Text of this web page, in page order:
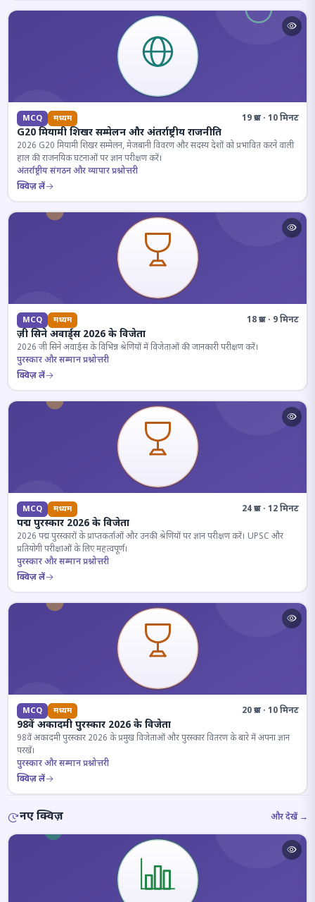
MCQ मध्यम 19 प्रश्न · 10 मिनट
G20 मियामी शिखर सम्मेलन और अंतर्राष्ट्रीय राजनीति
2026 G20 मियामी शिखर सम्मेलन, मेजबानी विवरण और सदस्य देशों को प्रभावित करने वाली
हाल की राजनयिक घटनाओं पर ज्ञान परीक्षण करें।
अंतर्राष्ट्रीय संगठन और व्यापार प्रश्नोत्तरी
क्विज़ लें
MCQ मध्यम 18 प्रश्न · 9 मिनट
ज़ी सिने अवार्ड्स 2026 के विजेता
2026 जी सिने अवार्ड्स के विभिन्न श्रेणियों में विजेताओं की जानकारी परीक्षण करें।
पुरस्कार और सम्मान प्रश्नोत्तरी
क्विज़ लें
MCQ मध्यम 24 प्रश्न · 12 मिनट
पद्म पुरस्कार 2026 के विजेता
2026 पद्म पुरस्कारों के प्राप्तकर्ताओं और उनकी श्रेणियों पर ज्ञान परीक्षण करें। UPSC और
प्रतियोगी परीक्षाओं के लिए महत्वपूर्ण।
पुरस्कार और सम्मान प्रश्नोत्तरी
क्विज़ लें
MCQ मध्यम 20 प्रश्न · 10 मिनट
98वें अकादमी पुरस्कार 2026 के विजेता
98वें अकादमी पुरस्कार 2026 के प्रमुख विजेताओं और पुरस्कार वितरण के बारे में अपना ज्ञान
परखें।
पुरस्कार और सम्मान प्रश्नोत्तरी
क्विज़ लें
नए क्विज़ और देखें →